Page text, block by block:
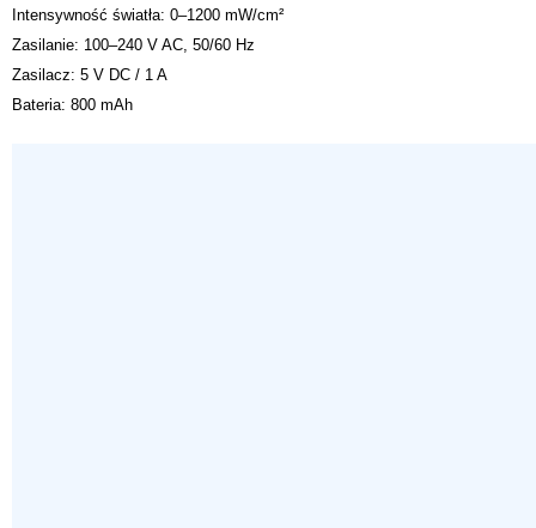
Intensywność światła: 0–1200 mW/cm²
Zasilanie: 100–240 V AC, 50/60 Hz
Zasilacz: 5 V DC / 1 A
Bateria: 800 mAh